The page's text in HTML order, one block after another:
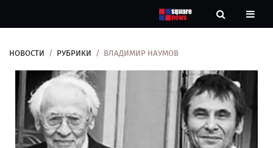
Рубрики
Контакты
НОВОСТИ РУБРИКИ ВЛАДИМИР НАУМОВ